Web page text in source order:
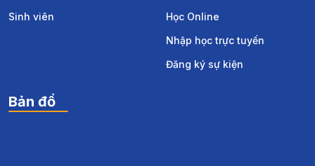
Sinh viên
Học Online
Nhập học trực tuyến
Đăng ký sự kiện
Bản đồ